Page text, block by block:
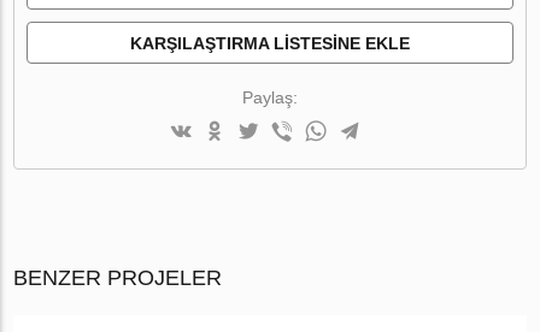
KARŞILAŞTIRMA LISTESINE EKLE
Paylaş:
BENZER PROJELER